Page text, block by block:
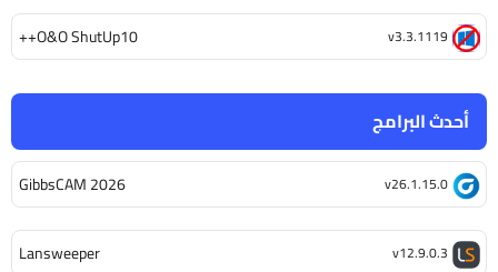
أحدث البرامج
GibbsCAM 2026 v26.1.15.0
Lansweeper v12.9.0.3
O&O ShutUp10++ v3.3.1119